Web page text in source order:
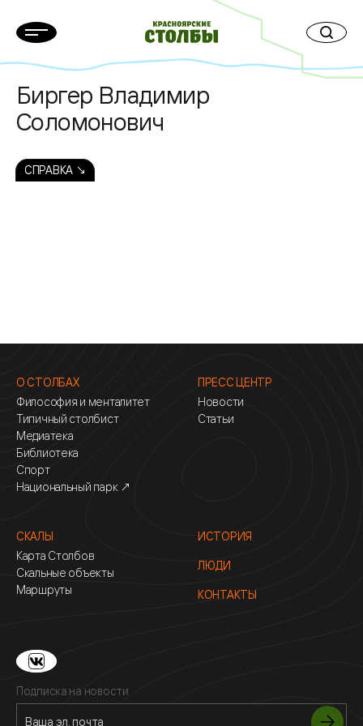
Биргер Владимир
Соломонович
СПРАВКА ↘
О СТОЛБАХ
Философия и менталитет
Типичный столбист
Медиатека
Библиотека
Спорт
Национальный парк ↗
ПРЕСС ЦЕНТР
Новости
Статьи
СКАЛЫ
Карта Столбов
Скальные объекты
Маршруты
ИСТОРИЯ
ЛЮДИ
КОНТАКТЫ
Подписка на новости